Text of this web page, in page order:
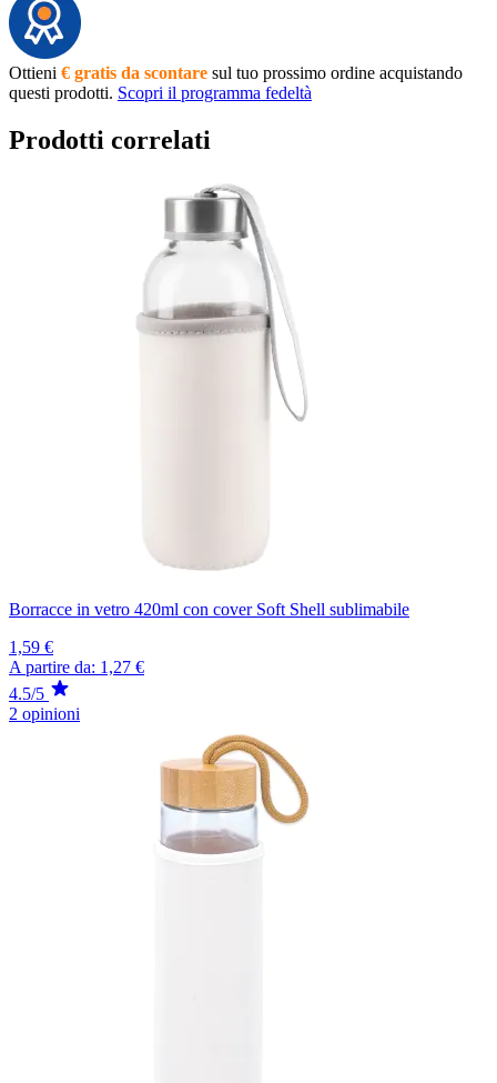
Ottieni € gratis da scontare sul tuo prossimo ordine acquistando
questi prodotti. Scopri il programma fedeltà
Prodotti correlati
Borracce in vetro 420ml con cover Soft Shell sublimabile
1,59 €
A partire da: 1,27 €
4.5/5
2 opinioni